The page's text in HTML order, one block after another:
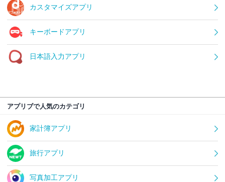
カスタマイズアプリ
キーボードアプリ
日本語入力アプリ
アプリブで人気のカテゴリ
家計簿アプリ
旅行アプリ
写真加工アプリ